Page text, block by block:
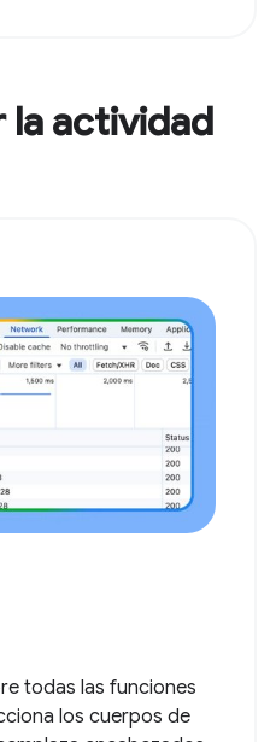
la actividad
todas las funciones
los cuerpos de